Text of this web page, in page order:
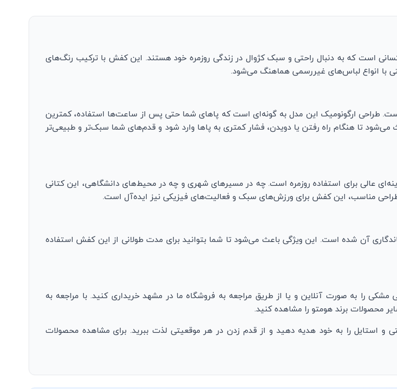
است که به دنبال راحتی و سبک کژوال در زندگی روزمره خود هستند. این کفش با ترکیب رنگ‌های
با انواع لباس‌های غیررسمی هماهنگ می‌شود.
طراحی ارگونومیک این مدل به گونه‌ای است که پاهای شما حتی پس از ساعت‌ها استفاده، کمترین
تا هنگام راه رفتن یا دویدن، فشار کمتری به پاها وارد شود و قدم‌های شما سبک‌تر و طبیعی‌تر
عالی برای استفاده روزمره است. چه در مسیرهای شهری و چه در محیط‌های دانشگاهی، این کتانی
طراحی مناسب، این کفش برای ورزش‌های سبک و فعالیت‌های فیزیکی نیز ایده‌آل است.
آن شده است. این ویژگی باعث می‌شود تا شما بتوانید برای مدت طولانی از این کفش استفاده
را به صورت آنلاین و یا از طریق مراجعه به فروشگاه ما در مشهد خریداری کنید. با مراجعه به
محصولات برند هومتو را مشاهده کنید.
استایل را به خود هدیه دهید و از قدم زدن در هر موقعیتی لذت ببرید. برای مشاهده محصولات